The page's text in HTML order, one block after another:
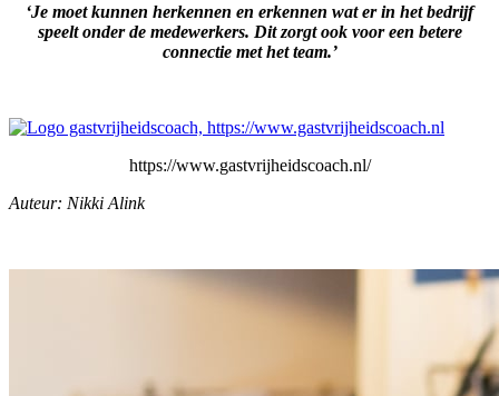
‘Je moet kunnen herkennen en erkennen wat er in het bedrijf
speelt onder de medewerkers. Dit zorgt ook voor een betere
connectie met het team.’
https://www.gastvrijheidscoach.nl/
Auteur: Nikki Alink